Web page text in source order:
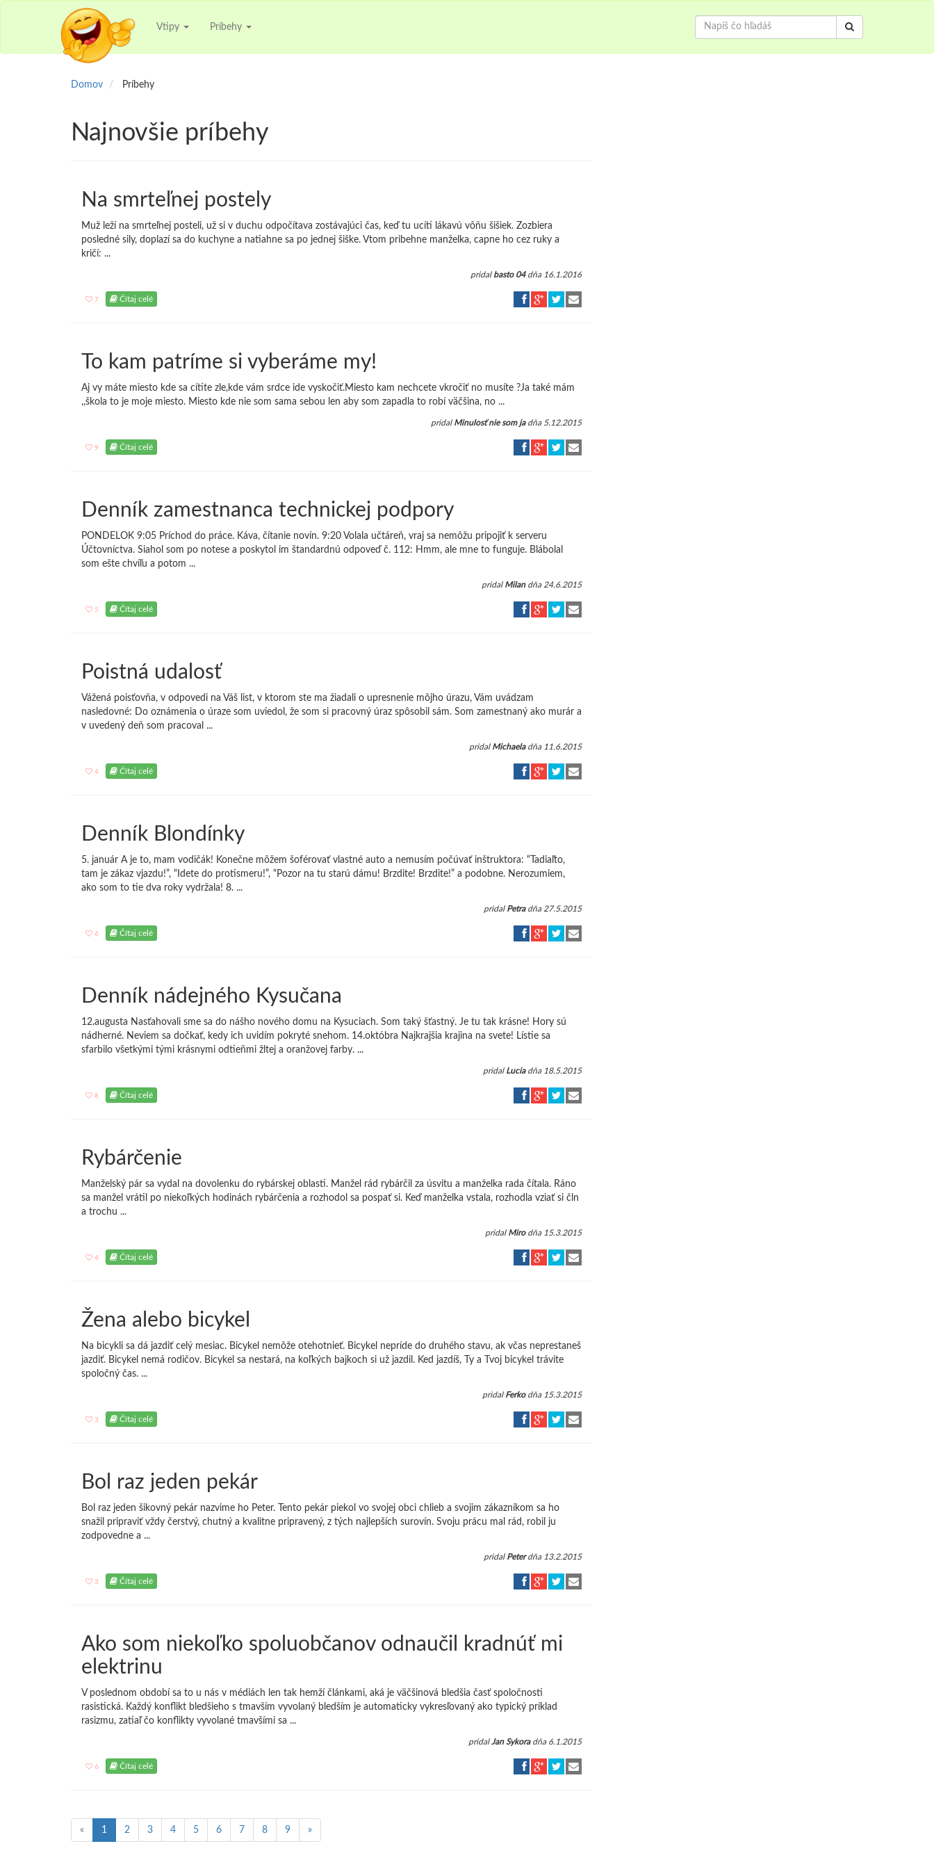
Vtipy Príbehy
Domov Príbehy
Najnovšie príbehy
Na smrteľnej postely
Muž leží na smrteľnej posteli, už si v duchu odpočítava zostávajúci čas, keď tu ucíti lákavú vôňu šišiek. Zozbiera
posledné sily, doplazí sa do kuchyne a natiahne sa po jednej šiške. Vtom pribehne manželka, capne ho cez ruky a
kričí: ...
pridal basto 04dňa 16.1.2016
7 Čítaj celé
To kam patríme si vyberáme my!
Aj vy máte miesto kde sa cítite zle,kde vám srdce ide vyskočiť.Miesto kam nechcete vkročiť no musíte ?Ja také mám
,,škola to je moje miesto. Miesto kde nie som sama sebou len aby som zapadla to robí väčšina, no ...
pridal Minulosť nie som ja dňa 5.12.2015
9 Čítaj celé
Denník zamestnanca technickej podpory
PONDELOK 9:05 Príchod do práce. Káva, čítanie novín. 9:20 Volala učtáreň, vraj sa nemôžu pripojiť k serveru
Účtovníctva. Siahol som po notese a poskytol im štandardnú odpoveď č. 112: Hmm, ale mne to funguje. Blábolal
som ešte chvíľu a potom ...
pridal Milandňa 24.6.2015
5 Čítaj celé
Poistná udalosť
Vážená poisťovňa, v odpovedi na Váš list, v ktorom ste ma žiadali o upresnenie môjho úrazu, Vám uvádzam
nasledovné: Do oznámenia o úraze som uviedol, že som si pracovný úraz spôsobil sám. Som zamestnaný ako murár a
v uvedený deň som pracoval ...
pridal Michaeladňa 11.6.2015
4 Čítaj celé
Denník Blondínky
5. január A je to, mam vodičák! Konečne môžem šoférovať vlastné auto a nemusím počúvať inštruktora: “Tadiaľto,
tam je zákaz vjazdu!”, “Idete do protismeru!”, “Pozor na tu starú dámu! Brzdite! Brzdite!” a podobne. Nerozumiem,
ako som to tie dva roky vydržala! 8. ...
pridal Petradňa 27.5.2015
6 Čítaj celé
Denník nádejného Kysučana
12.augusta Nasťahovali sme sa do nášho nového domu na Kysuciach. Som taký šťastný. Je tu tak krásne! Hory sú
nádherné. Neviem sa dočkať, kedy ich uvidím pokryté snehom. 14.októbra Najkrajšia krajina na svete! Lístie sa
sfarbilo všetkými tými krásnymi odtieňmi žltej a oranžovej farby. ...
pridal Luciadňa 18.5.2015
8 Čítaj celé
Rybárčenie
Manželský pár sa vydal na dovolenku do rybárskej oblasti. Manžel rád rybárčil za úsvitu a manželka rada čítala. Ráno
sa manžel vrátil po niekoľkých hodinách rybárčenia a rozhodol sa pospať si. Keď manželka vstala, rozhodla vziať si čln
a trochu ...
pridal Mirodňa 15.3.2015
4 Čítaj celé
Žena alebo bicykel
Na bicykli sa dá jazdiť celý mesiac. Bicykel nemôže otehotnieť. Bicykel nepríde do druhého stavu, ak včas neprestaneš
jazdiť. Bicykel nemá rodičov. Bicykel sa nestará, na koľkých bajkoch si už jazdil. Ked jazdíš, Ty a Tvoj bicykel trávite
spoločný čas. ...
pridal Ferkodňa 15.3.2015
3 Čítaj celé
Bol raz jeden pekár
Bol raz jeden šikovný pekár nazvime ho Peter. Tento pekár piekol vo svojej obci chlieb a svojim zákazníkom sa ho
snažil pripraviť vždy čerstvý, chutný a kvalitne pripravený, z tých najlepších surovín. Svoju prácu mal rád, robil ju
zodpovedne a ...
pridal Peterdňa 13.2.2015
3 Čítaj celé
Ako som niekoľko spoluobčanov odnaučil kradnúť mi
elektrinu
V poslednom období sa to u nás v médiách len tak hemží článkami, aká je väčšinová bledšia časť spoločnosti
rasistická. Každý konflikt bledšieho s tmavším vyvolaný bledším je automaticky vykresľovaný ako typický príklad
rasizmu, zatiaľ čo konflikty vyvolané tmavšími sa ...
pridalJan Sykoradňa 6.1.2015
6 Čítaj celé
« 1 2 3 4 5 6 7 8 9 »